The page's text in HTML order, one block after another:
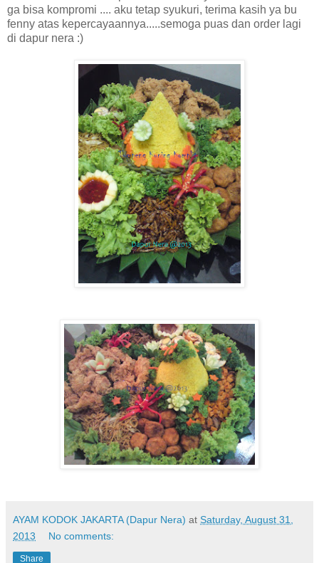
ga bisa kompromi .... aku tetap syukuri, terima kasih ya bu
fenny atas kepercayaannya.....semoga puas dan order lagi
di dapur nera :)
AYAM KODOK JAKARTA (Dapur Nera) at Saturday, August 31,
2013
No comments:
Share